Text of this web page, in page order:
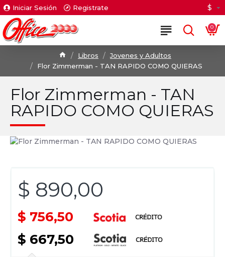
Iniciar Sesión Registrate $
0
Libros
Jovenes y Adultos
Flor Zimmerman - TAN RAPIDO COMO QUIERAS
Flor Zimmerman - TAN
RAPIDO COMO QUIERAS
$ 890,00
$ 756,50
$ 667,50